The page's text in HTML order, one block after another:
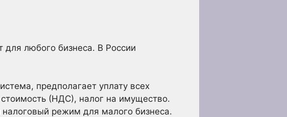
любого бизнеса. В России
предполагает уплату всех
(НДС), налог на имущество.
режим для малого бизнеса.